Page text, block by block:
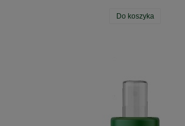
Do koszyka